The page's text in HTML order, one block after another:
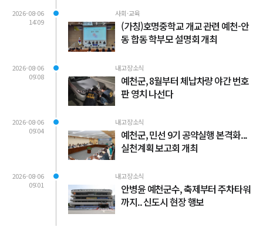
2026-08-06
14:09
사회·교육
(가칭)호명중학교 개교 관련 예천-안
동 합동 학부모 설명회 개최
2026-08-06
09:08
내고장소식
예천군, 8월부터 체납차량 야간 번호
판 영치 나선다
2026-08-06
09:04
내고장소식
예천군, 민선 9기 공약실행 본격화...
실천계획 보고회 개최
2026-08-06
09:01
내고장소식
안병윤 예천군수, 축제부터 주차타워
까지.. 신도시 현장 행보